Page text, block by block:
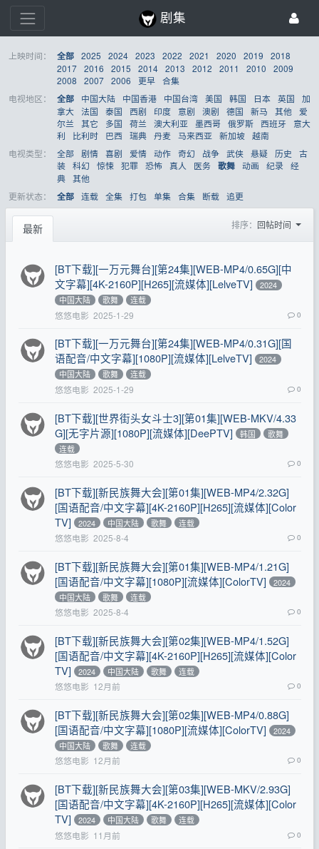
剧集
上映时间： 全部 2025 2024 2023 2022 2021 2020 2019
2018
2017 2016 2015 2014 2013 2012 2011 2010
2009
2008
2007 2006 更早 合集
电视地区：
全部 中国大陆 中国香港 中国台湾 美国 韩国 日本 英国
加
拿大 法国 泰国 西剧 印度 意剧 澳剧 德国 新马 其他
爱
尔兰
其它 多国 荷兰 澳大利亚 墨西哥 俄罗斯 西班牙
意大
利
比利时 巴西 瑞典 丹麦 马来西亚 新加坡 越南
电视类型：
全部 剧情 喜剧 爱情 动作 奇幻 战争 武侠 悬疑 历史
古
装 科幻 惊悚 犯罪 恐怖 真人 医务 歌舞 动画 纪录 经
典 其他
更新状态：
全部 连载 全集 打包 单集 合集 断载 追更
最新 排序： 回帖时间
[BT下载][一万元舞台][第24集][WEB-MP4/0.65G][中
文字幕][4K-2160P][H265][流媒体][LelveTV]
2024
中国大陆
歌舞 连载
悠悠电影 2025-1-29 0
[BT下载][一万元舞台][第24集][WEB-MP4/0.31G][国
语配音/中文字幕][1080P][流媒体][LelveTV]
2024
中国大陆
歌舞 连载
悠悠电影 2025-1-29 0
[BT下载][世界街头女斗士3][第01集][WEB-MKV/4.33
G][无字片源][1080P][流媒体][DeePTV]
韩国
歌舞
连载
悠悠电影 2025-5-30 0
[BT下载][新民族舞大会][第01集][WEB-MP4/2.32G]
[国语配音/中文字幕][4K-2160P][H265][流媒体][Color
TV]
2024 中国大陆 歌舞 连载
悠悠电影 2025-8-4 0
[BT下载][新民族舞大会][第01集][WEB-MP4/1.21G]
[国语配音/中文字幕][1080P][流媒体][ColorTV]
2024
中国大陆
歌舞 连载
悠悠电影 2025-8-4 0
[BT下载][新民族舞大会][第02集][WEB-MP4/1.52G]
[国语配音/中文字幕][4K-2160P][H265][流媒体][Color
TV]
2024 中国大陆 歌舞 连载
悠悠电影 12月前 0
[BT下载][新民族舞大会][第02集][WEB-MP4/0.88G]
[国语配音/中文字幕][1080P][流媒体][ColorTV]
2024
中国大陆
歌舞 连载
悠悠电影 12月前 0
[BT下载][新民族舞大会][第03集][WEB-MKV/2.93G]
[国语配音/中文字幕][4K-2160P][H265][流媒体][Color
TV]
2024 中国大陆 歌舞 连载
悠悠电影 11月前 0